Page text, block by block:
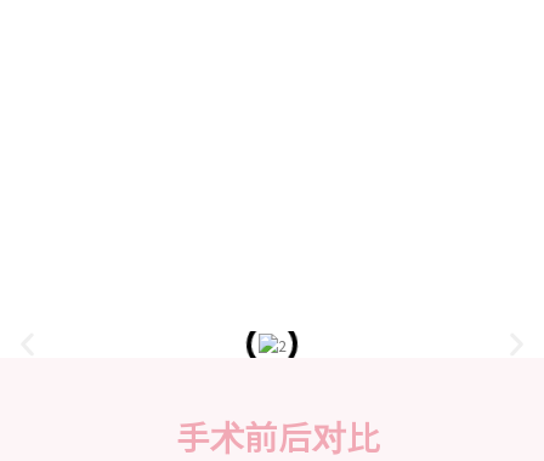
手术前后对比